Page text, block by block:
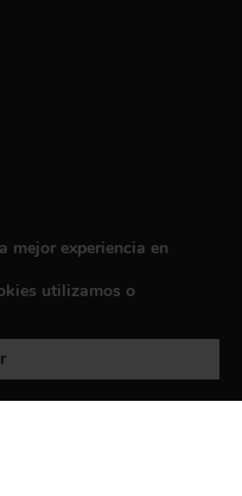
mejor experiencia en
utilizamos o